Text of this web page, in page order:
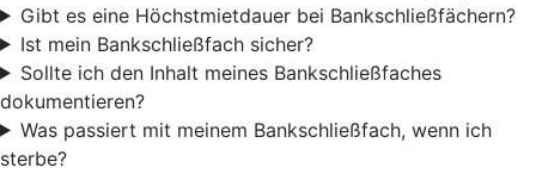
Gibt es eine Höchstmietdauer bei Bankschließfächern?
Ist mein Bankschließfach sicher?
Sollte ich den Inhalt meines Bankschließfaches
dokumentieren?
Was passiert mit meinem Bankschließfach, wenn ich
sterbe?